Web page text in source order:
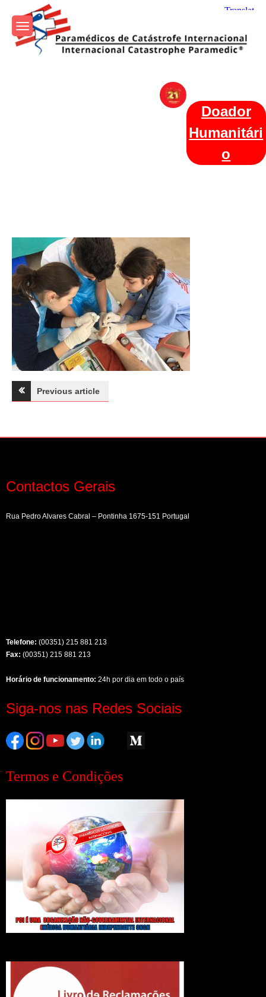
content
Internacional
Doador
Humanitári
o
Navegação
artigos
Previous article
Contactos Gerais
Rua Pedro Alvares Cabral – Pontinha 1675-151 Portugal
Telefone: (00351) 215 881 213
Fax: (00351) 215 881 213
Horário de funcionamento: 24h por dia em todo o país
Siga-nos nas Redes Sociais
Termos e Condições